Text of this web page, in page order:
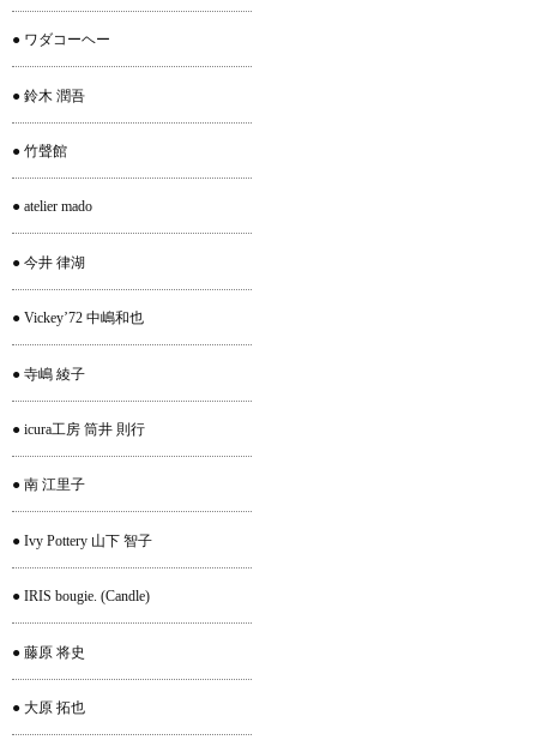
● ワダコーヘー
● 鈴木 潤吾
● 竹聲館
● atelier mado
● 今井 律湖
● Vickey’72 中嶋和也
● 寺嶋 綾子
● icura工房 筒井 則行
● 南 江里子
● Ivy Pottery 山下 智子
● IRIS bougie. (Candle)
● 藤原 将史
● 大原 拓也